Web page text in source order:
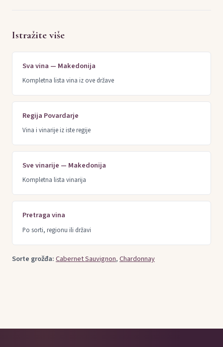
Istražite više
Sva vina — Makedonija
Kompletna lista vina iz ove države
Regija Povardarje
Vina i vinarije iz iste regije
Sve vinarije — Makedonija
Kompletna lista vinarija
Pretraga vina
Po sorti, regionu ili državi
Sorte grožđa:Cabernet Sauvignon,Chardonnay